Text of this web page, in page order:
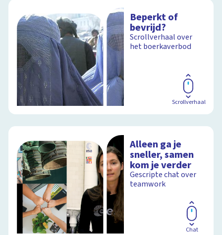
Beperkt of
bevrijd?
Scrollverhaal over
het boerkaverbod
Scrollverhaal
Alleen ga je
sneller, samen
kom je verder
Gescripte chat over
teamwork
Chat